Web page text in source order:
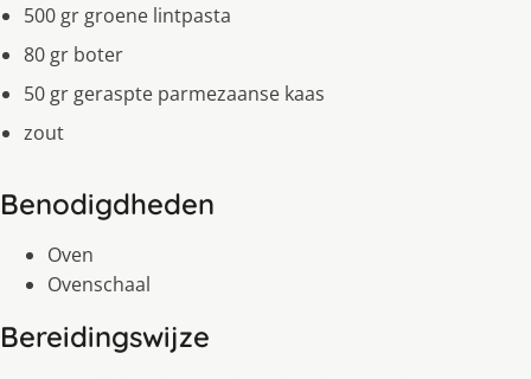
500 gr groene lintpasta
80 gr boter
50 gr geraspte parmezaanse kaas
zout
Benodigdheden
Oven
Ovenschaal
Bereidingswijze